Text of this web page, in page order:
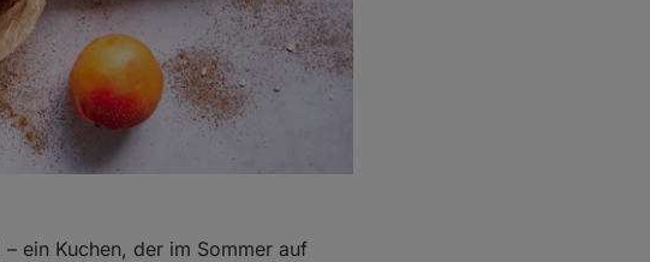
ein Kuchen, der im Sommer auf